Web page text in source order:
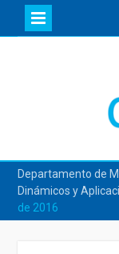
Departamento de
Dinámicos y
de 2016